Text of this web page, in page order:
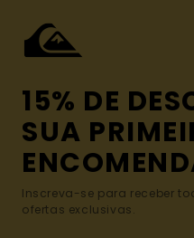
15% DE
SUA
Inscreva-se para receber
ofertas exclusivas.